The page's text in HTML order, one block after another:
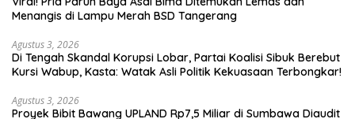
Menangis di Lampu Merah BSD Tangerang
Agustus 3, 2026
Di Tengah Skandal Korupsi Lobar, Partai Koalisi Sibuk Berebut
Kursi Wabup, Kasta: Watak Asli Politik Kekuasaan Terbongkar!
Agustus 3, 2026
Proyek Bibit Bawang UPLAND Rp7,5 Miliar di Sumbawa Diaudit